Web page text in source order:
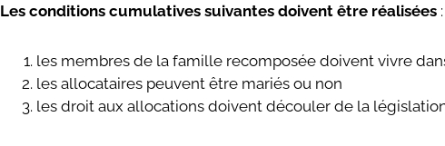
Les conditions cumulatives suivantes doivent être réalisées:
les membres de la famille recomposée doivent vivre
les allocataires peuvent être mariés ou non
les droit aux allocations doivent découler de la